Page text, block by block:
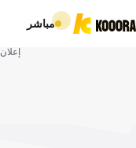
مباشر
إعلان